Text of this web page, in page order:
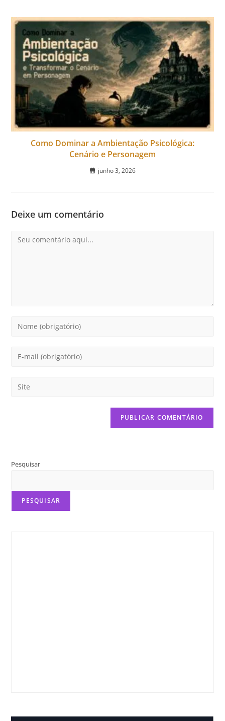
Como Dominar a Ambientação Psicológica:
Cenário e Personagem
junho 3, 2026
Deixe um comentário
Pesquisar
PESQUISAR